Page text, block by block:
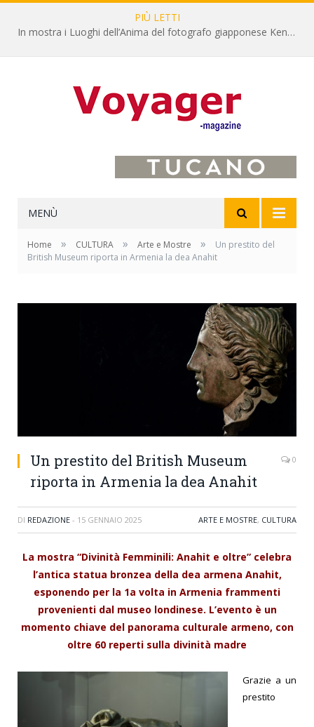
PIÙ LETTI
L’Oltrepò pavese si valorizza attraverso 15 percorsi enoturistici
MENÙ
Home » CULTURA » Arte e Mostre »
Un prestito del
British Museum riporta in Armenia la dea Anahit
Un prestito del British Museum
riporta in Armenia la dea Anahit
0
DI REDAZIONE - 15 GENNAIO 2025 ARTE E MOSTRE, CULTURA
La mostra “Divinità Femminili: Anahit e oltre” celebra
l’antica statua bronzea della dea armena Anahit,
esponendo per la 1a volta in Armenia frammenti
provenienti dal museo londinese. L’evento è un
momento chiave del panorama culturale armeno, con
oltre 60 reperti sulla divinità madre
Grazie a un
prestito